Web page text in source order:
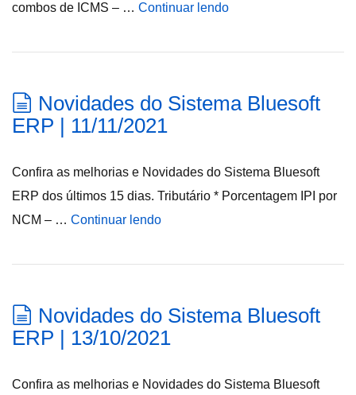
combos de ICMS – … Continuar lendo
Novidades do Sistema Bluesoft
ERP | 11/11/2021
Confira as melhorias e Novidades do Sistema Bluesoft
ERP dos últimos 15 dias. Tributário * Porcentagem IPI por
NCM – … Continuar lendo
Novidades do Sistema Bluesoft
ERP | 13/10/2021
Confira as melhorias e Novidades do Sistema Bluesoft